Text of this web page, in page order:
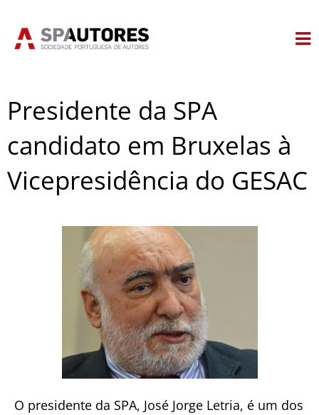
Presidente da SPA
candidato em Bruxelas à
Vicepresidência do GESAC
O presidente da SPA, José Jorge Letria, é um dos